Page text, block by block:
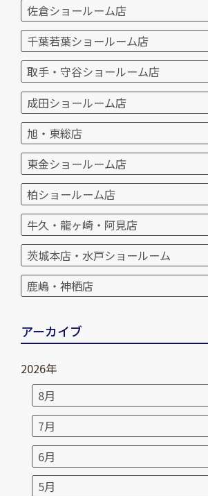
佐倉ショールーム店
千葉若葉ショールーム店
取手・守谷ショールーム店
成田ショールーム店
旭・東総店
東金ショールーム店
柏ショールーム店
牛久・龍ヶ崎・阿見店
茨城本店・水戸ショールーム
鹿嶋・神栖店
アーカイブ
2026年
8月
7月
6月
5月